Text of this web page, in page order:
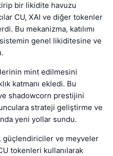
bir likidite havuzu
CU, XAI ve diğer tokenler
Bu mekanizma, katılımı
genel likiditesine ve
mint edilmesini
katmanı ekledi. Bu
shadowcorn prestijini
strateji geliştirme ve
yeni yollar sundu.
güçlendiriciler ve meyveler
tokenleri kullanılarak